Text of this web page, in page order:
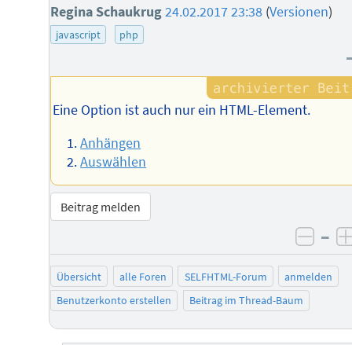
Regina Schaukrug24.02.2017 23:38 (Versionen)
javascript php
Eine Option ist auch nur ein HTML-Element.
Anhängen
Auswählen
Beitrag melden
–
Übersicht alle Foren SELFHTML-Forum
anmelden
Benutzerkonto erstellen
Beitrag im Thread-Baum